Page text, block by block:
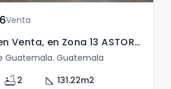
Venta
Apartamento en Venta, en Zona 13 ASTORGA
Guatemala. Guatemala
bathtub 2 square_foot 131.22m2